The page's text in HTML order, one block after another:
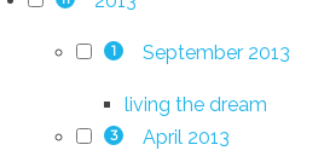
1 September 2013
living the dream
3 April 2013